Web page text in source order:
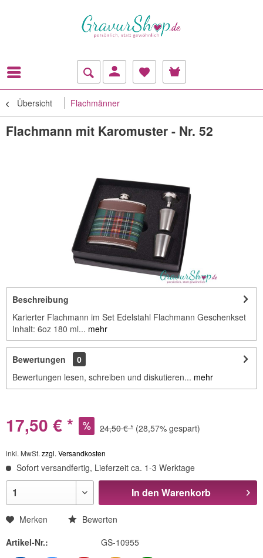
Übersicht Flachmänner
Flachmann mit Karomuster - Nr. 52
Beschreibung
Karierter Flachmann im Set Edelstahl Flachmann Geschenkset
Inhalt: 6oz 180 ml... mehr
Bewertungen
0
Bewertungen lesen, schreiben und diskutieren... mehr
17,50 € * 24,50 € * (28,57% gespart)
inkl. MwSt. zzgl. Versandkosten
Sofort versandfertig, Lieferzeit ca. 1-3 Werktage
In den Warenkorb
Merken
Bewerten
Artikel-Nr.:
GS-10955